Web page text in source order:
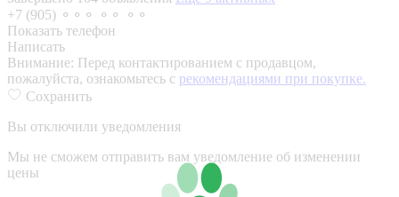
+7 (905) ⚬⚬⚬ ⚬⚬ ⚬⚬
Показать телефон
Написать
Внимание: Перед контактированием с продавцом,
пожалуйста, ознакомьтесь с рекомендациями при покупке.
Сохранить
Вы отключили уведомления
Мы не сможем отправить вам уведомление об изменении
цены